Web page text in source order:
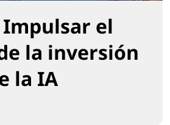
el
la inversión
la IA